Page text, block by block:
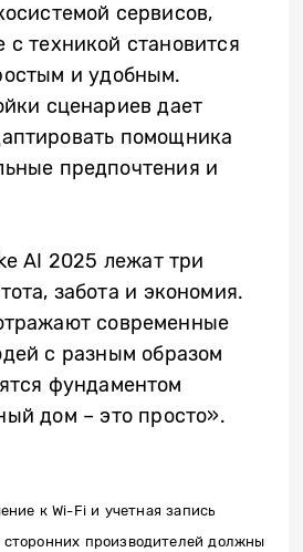
сервисов,
с техникой становится
и удобным.
сценариев дает
помощника
предпочтения и
AI 2025 лежат три
забота и экономия.
современные
с разным образом
фундаментом
дом – это просто».
к Wi-Fi и учетная запись
сторонних производителей должны